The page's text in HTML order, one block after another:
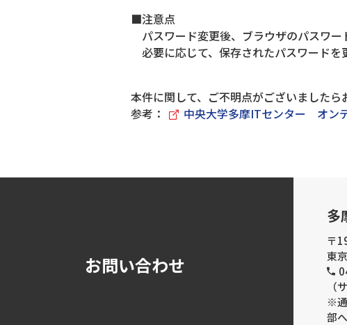
■注意点
パスワード変更後、ブラウザのパスワー
必要に応じて、保存されたパスワードを
本件に関して、ご不明点がございました
参考：
中央大学多摩ITセンター オン
お問い合わせ
多
〒
東
（
※
部